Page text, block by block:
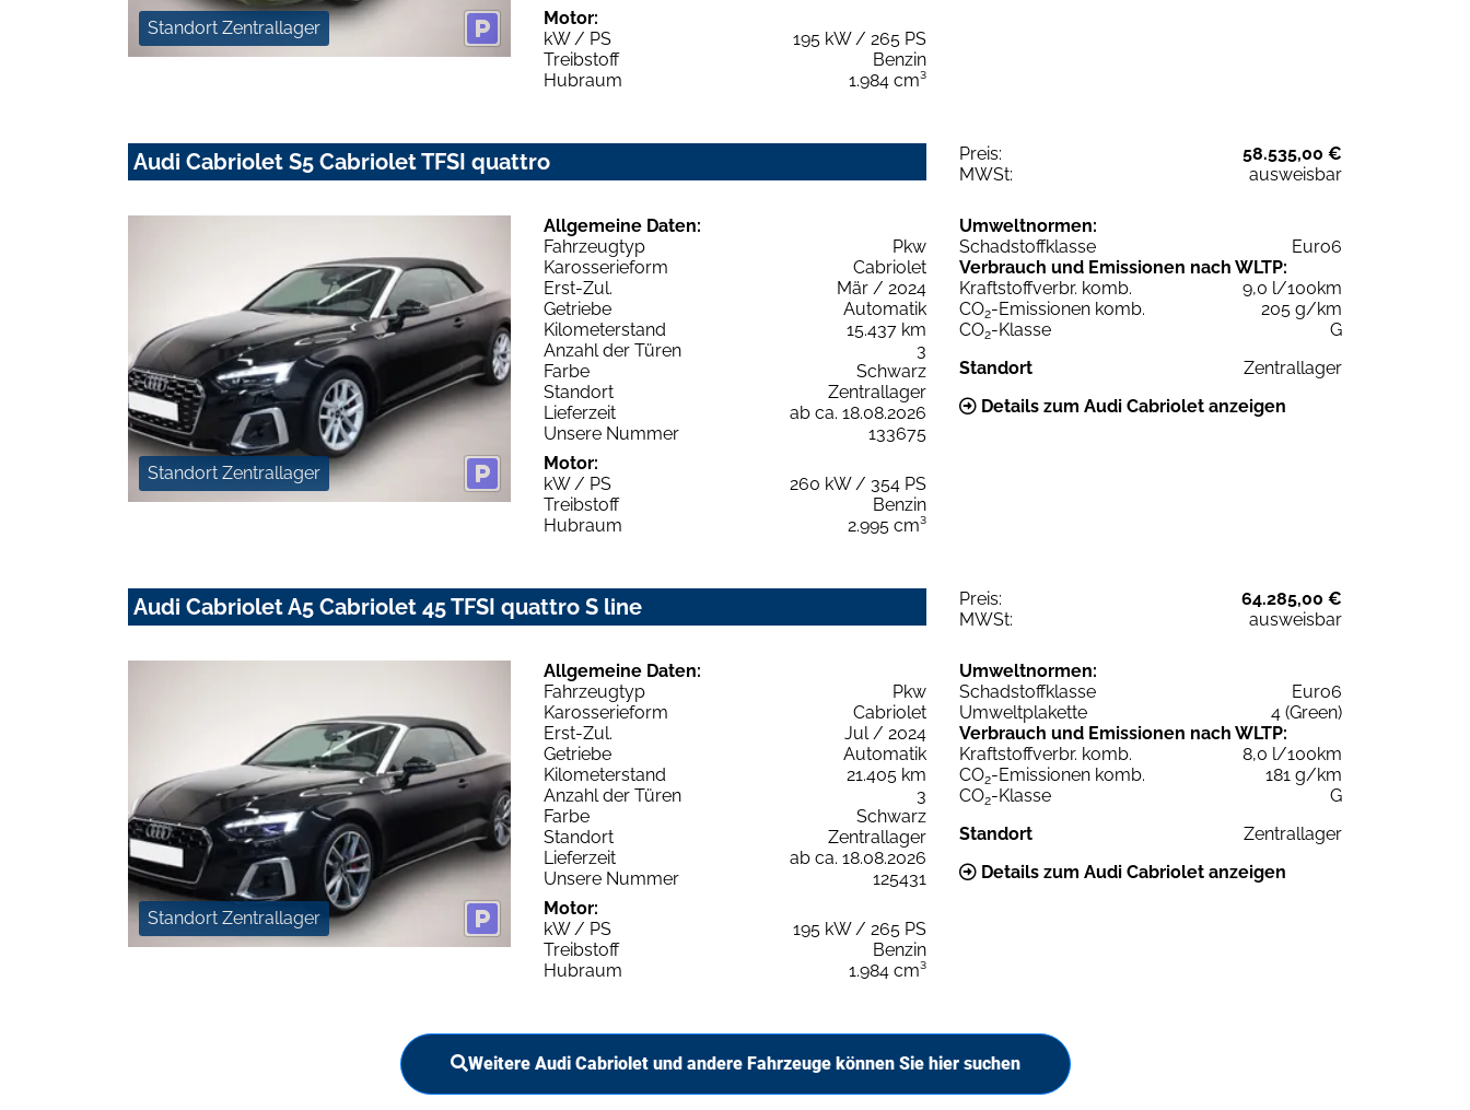
Standort Zentrallager
Motor:
kW / PS
195 kW / 265 PS
Treibstoff
Benzin
Hubraum
1.984 cm³
Audi Cabriolet S5 Cabriolet TFSI quattro Preis:
58.535,00 €
MWSt:
ausweisbar
Standort Zentrallager
Allgemeine Daten:
Fahrzeugtyp
Pkw
Karosserieform
Cabriolet
Erst-Zul.
Mär / 2024
Getriebe
Automatik
Kilometerstand
15.437 km
Anzahl der Türen
3
Farbe
Schwarz
Standort
Zentrallager
Lieferzeit
ab ca. 18.08.2026
Unsere Nummer
133675
Motor:
kW / PS
260 kW / 354 PS
Treibstoff
Benzin
Hubraum
2.995 cm³
Umweltnormen:
Schadstoffklasse
Euro6
Verbrauch und Emissionen nach WLTP:
Kraftstoffverbr. komb.
9,0 l/100km
CO2-Emissionen komb.
205 g/km
CO2-Klasse
G
Standort
Zentrallager
Details zum Audi Cabriolet anzeigen
Audi Cabriolet A5 Cabriolet 45 TFSI quattro S line Preis:
64.285,00 €
MWSt:
ausweisbar
Standort Zentrallager
Allgemeine Daten:
Fahrzeugtyp
Pkw
Karosserieform
Cabriolet
Erst-Zul.
Jul / 2024
Getriebe
Automatik
Kilometerstand
21.405 km
Anzahl der Türen
3
Farbe
Schwarz
Standort
Zentrallager
Lieferzeit
ab ca. 18.08.2026
Unsere Nummer
125431
Motor:
kW / PS
195 kW / 265 PS
Treibstoff
Benzin
Hubraum
1.984 cm³
Umweltnormen:
Schadstoffklasse
Euro6
Umweltplakette
4 (Green)
Verbrauch und Emissionen nach WLTP:
Kraftstoffverbr. komb.
8,0 l/100km
CO2-Emissionen komb.
181 g/km
CO2-Klasse
G
Standort
Zentrallager
Details zum Audi Cabriolet anzeigen
Weitere Audi Cabriolet und andere Fahrzeuge können Sie hier suchen